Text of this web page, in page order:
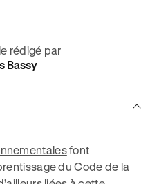
rédigé par
Bassy
font
du Code de la